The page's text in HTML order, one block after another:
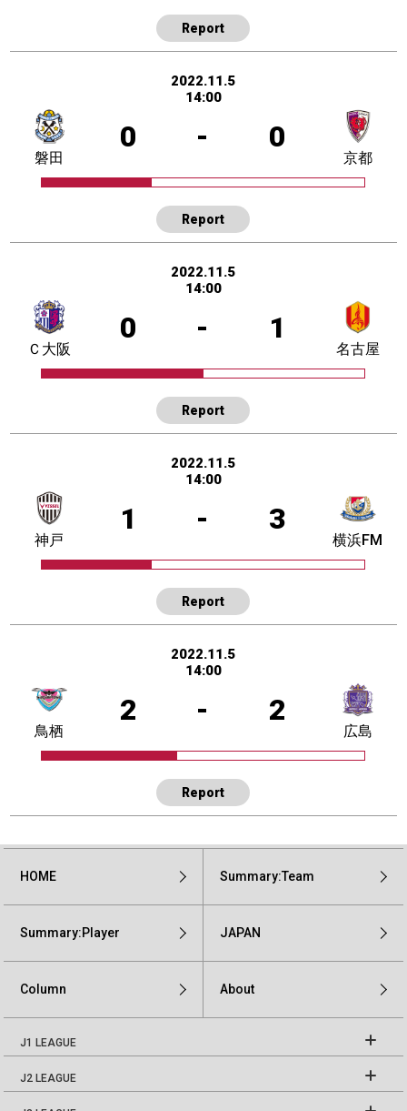
Report
2022.11.5
14:00
0 - 0
磐田 京都
Report
2022.11.5
14:00
0 - 1
Ｃ大阪 名古屋
Report
2022.11.5
14:00
1 - 3
神戸 横浜FM
Report
2022.11.5
14:00
2 - 2
鳥栖 広島
Report
HOME Summary:Team
Summary:Player JAPAN
Column About
J1 LEAGUE
J2 LEAGUE